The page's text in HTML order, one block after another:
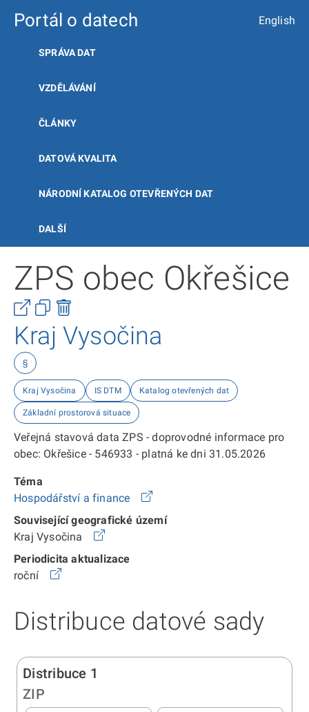
Portál o datech English
SPRÁVA DAT
VZDĚLÁVÁNÍ
ČLÁNKY
DATOVÁ KVALITA
NÁRODNÍ KATALOG OTEVŘENÝCH DAT
DALŠÍ
ZPS obec Okřešice
Kraj Vysočina
§
Kraj Vysočina IS DTM Katalog otevřených dat
Základní prostorová situace
Veřejná stavová data ZPS - doprovodné informace pro
obec: Okřešice - 546933 - platná ke dni 31.05.2026
Téma
Hospodářství a finance
Související geografické území
Kraj Vysočina
Periodicita aktualizace
roční
Distribuce datové sady
Distribuce 1
ZIP